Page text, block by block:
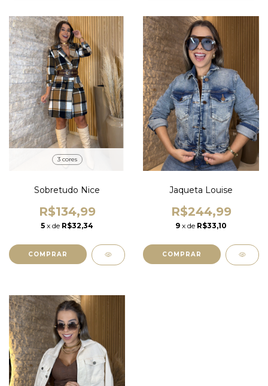
3 cores
Sobretudo Nice
R$134,99
5 x de R$32,34
COMPRAR
Jaqueta Louise
R$244,99
9 x de R$33,10
COMPRAR